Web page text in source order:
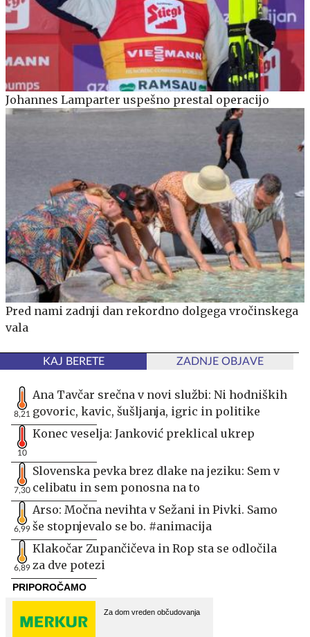
Johannes Lamparter uspešno prestal operacijo
Pred nami zadnji dan rekordno dolgega vročinskega
vala
KAJ BERETE ZADNJE OBJAVE
8,21
Ana Tavčar srečna v novi službi: Ni hodniških
govoric, kavic, šušljanja, igric in politike
10
Konec veselja: Janković preklical ukrep
7,30
Slovenska pevka brez dlake na jeziku: Sem v
celibatu in sem ponosna na to
6,99
Arso: Močna nevihta v Sežani in Pivki. Samo
še stopnjevalo se bo. #animacija
6,89
Klakočar Zupančičeva in Rop sta se odločila
za dve potezi